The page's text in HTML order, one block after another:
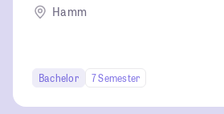
Hamm
Bachelor 7 Semester